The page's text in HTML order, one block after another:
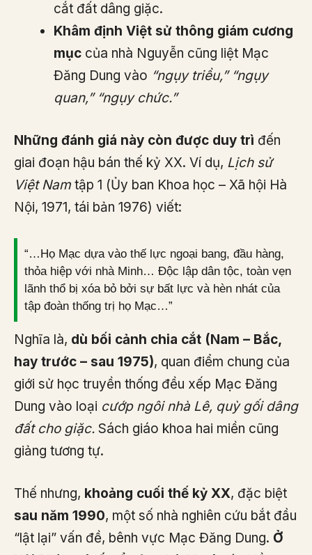
cắt đất dâng giặc.
Khâm định Việt sử thông giám cương
mục của nhà Nguyễn cũng liệt Mạc
Đăng Dung vào “ngụy triều,” “ngụy
quan,” “ngụy chức.”
Những đánh giá này còn được duy trì đến
giai đoạn hậu bán thế kỷ XX. Ví dụ, Lịch sử
Việt Nam tập 1 (Ủy ban Khoa học – Xã hội Hà
Nội, 1971, tái bản 1976) viết:
“…Họ Mạc dựa vào thế lực ngoại bang, đầu hàng,
thỏa hiệp với nhà Minh… Độc lập dân tộc, toàn vẹn
lãnh thổ bị xóa bỏ bởi sự bất lực và hèn nhát của
tập đoàn thống trị họ Mạc…”
Nghĩa là, dù bối cảnh chia cắt (Nam – Bắc,
hay trước – sau 1975), quan điểm chung của
giới sử học truyền thống đều xếp Mạc Đăng
Dung vào loại cướp ngôi nhà Lê, quỳ gối dâng
đất cho giặc. Sách giáo khoa hai miền cũng
giảng tương tự.
Thế nhưng, khoảng cuối thế kỷ XX, đặc biệt
sau năm 1990, một số nhà nghiên cứu bắt đầu
“lật lại” vấn đề, bênh vực Mạc Đăng Dung. Ở